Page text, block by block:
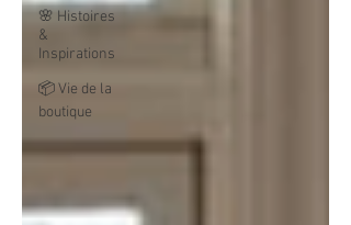
🌸 Histoires
&
Inspirations
📦 Vie de la
boutique